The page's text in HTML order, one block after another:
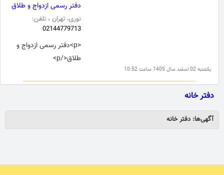
یکشنبه 02 اسفند سال 1405 ساعت 10:52
دفتر رسمی ازدواج و طلاق
نوری، تهران ، تلفن:
02144779713
<p>دفتر رسمی ازدواج و
طلاق</p>
دفتر خانه
آگهی‌ها: دفتر خانه